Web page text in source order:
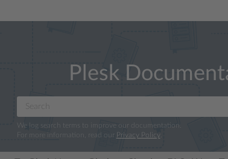
Plesk
We log search terms to improve our documentation.
For more information, read our Privacy Policy.